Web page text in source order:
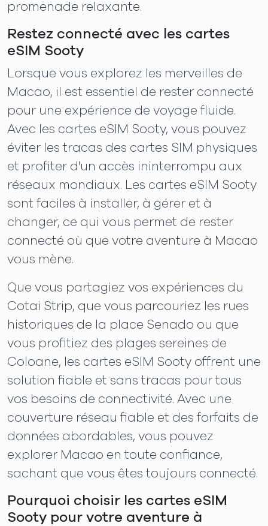
promenade relaxante.
Restez connecté avec les cartes
eSIM Sooty
Lorsque vous explorez les merveilles de
Macao, il est essentiel de rester connecté
pour une expérience de voyage fluide.
Avec les cartes eSIM Sooty, vous pouvez
éviter les tracas des cartes SIM physiques
et profiter d'un accès ininterrompu aux
réseaux mondiaux. Les cartes eSIM Sooty
sont faciles à installer, à gérer et à
changer, ce qui vous permet de rester
connecté où que votre aventure à Macao
vous mène.
Que vous partagiez vos expériences du
Cotai Strip, que vous parcouriez les rues
historiques de la place Senado ou que
vous profitiez des plages sereines de
Coloane, les cartes eSIM Sooty offrent une
solution fiable et sans tracas pour tous
vos besoins de connectivité. Avec une
couverture réseau fiable et des forfaits de
données abordables, vous pouvez
explorer Macao en toute confiance,
sachant que vous êtes toujours connecté.
Pourquoi choisir les cartes eSIM
Sooty pour votre aventure à